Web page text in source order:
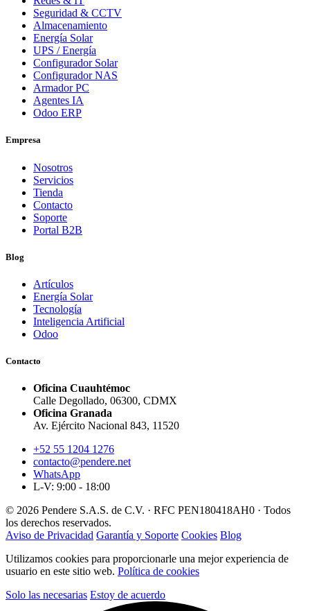
Seguridad & CCTV
Almacenamiento
Energía Solar
UPS / Energía
Configurador Solar
Configurador NAS
Armador PC
Agentes IA
Odoo ERP
Empresa
Nosotros
Servicios
Tienda
Contacto
Soporte
Portal B2B
Blog
Artículos
Energía Solar
Tecnología
Inteligencia Artificial
Odoo
Contacto
Oficina Cuauhtémoc
Calle Degollado, 06300, CDMX
Oficina Granada
Av. Ejército Nacional 843, 11520
+52 55 1204 1276
contacto@pendere.net
WhatsApp
L-V: 9:00 - 18:00
© 2026 Pendere S.A.S. de C.V. · RFC PEN180418AH0 · Todos
los derechos reservados.
Aviso de Privacidad Garantía y Soporte Cookies Blog
Utilizamos cookies para proporcionarle una mejor experiencia de
usuario en este sitio web. Política de cookies
Solo las necesarias Estoy de acuerdo